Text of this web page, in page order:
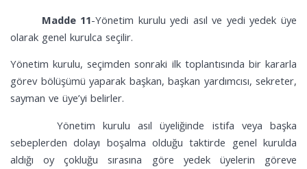
Madde 11-Yönetim kurulu yedi asıl ve yedi yedek üye
olarak genel kurulca seçilir.
Yönetim kurulu, seçimden sonraki ilk toplantısında bir kararla
görev bölüşümü yaparak başkan, başkan yardımcısı, sekreter,
sayman ve üye’yi belirler.
Yönetim kurulu asıl üyeliğinde istifa veya başka
sebeplerden dolayı boşalma olduğu taktirde genel kurulda
aldığı oy çokluğu sırasına göre yedek üyelerin göreve